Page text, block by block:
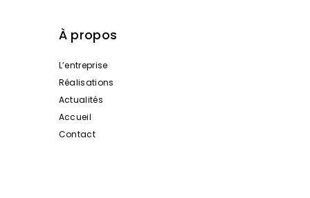
À propos
L’entreprise
Réalisations
Actualités
Accueil
Contact